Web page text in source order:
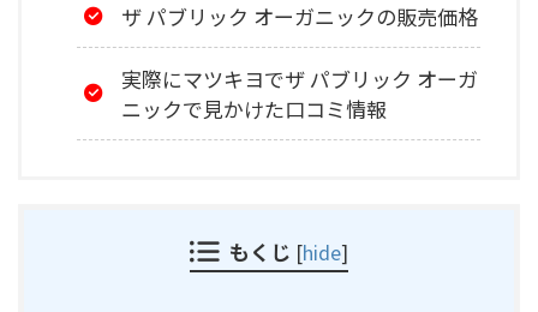
ザ パブリック オーガニックの販売価格
実際にマツキヨでザ パブリック オーガ
ニックで見かけた口コミ情報
もくじ [hide]